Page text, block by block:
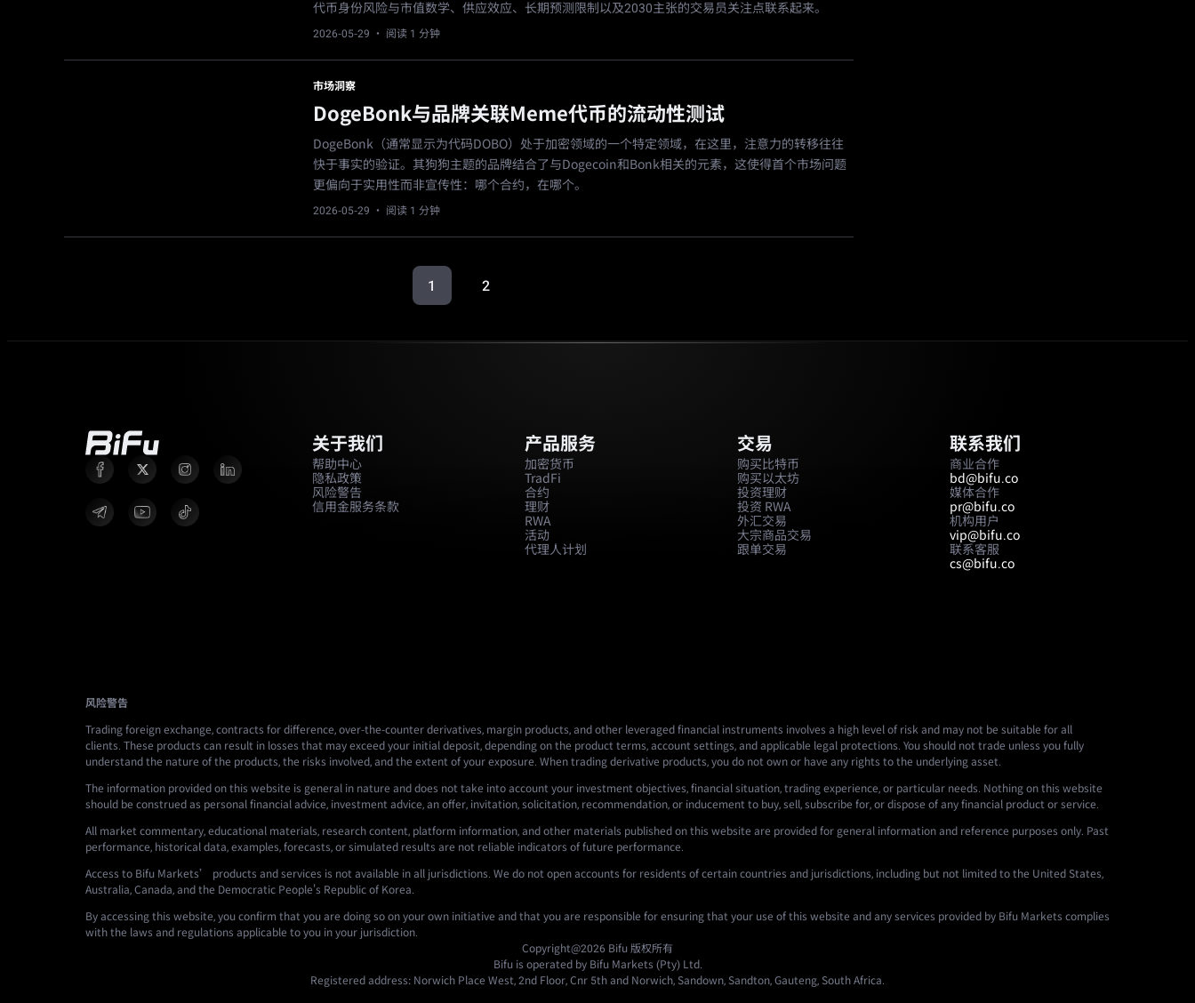
代币身份风险与市值数学、供应效应、长期预测限制以及2030主张的交易员关注点联系起来。
2026-05-29 · 阅读 1 分钟
市场洞察
DogeBonk与品牌关联Meme代币的流动性测试
DogeBonk（通常显示为代码DOBO）处于加密领域的一个特定领域，在这里，注意力的转移往往
快于事实的验证。其狗狗主题的品牌结合了与Dogecoin和Bonk相关的元素，这使得首个市场问题
更偏向于实用性而非宣传性：哪个合约，在哪个。
2026-05-29 · 阅读 1 分钟
1 2
关于我们
帮助中心
隐私政策
风险警告
信用金服务条款
产品服务
加密货币
TradFi
合约
理财
RWA
活动
代理人计划
交易
购买比特币
购买以太坊
投资理财
投资 RWA
外汇交易
大宗商品交易
跟单交易
联系我们
商业合作
bd@bifu.co
媒体合作
pr@bifu.co
机构用户
vip@bifu.co
联系客服
cs@bifu.co
风险警告
Trading foreign exchange, contracts for difference, over-the-counter derivatives, margin products, and other leveraged financial instruments involves a high level of risk and may not be suitable for all
clients. These products can result in losses that may exceed your initial deposit, depending on the product terms, account settings, and applicable legal protections. You should not trade unless you fully
understand the nature of the products, the risks involved, and the extent of your exposure. When trading derivative products, you do not own or have any rights to the underlying asset.
The information provided on this website is general in nature and does not take into account your investment objectives, financial situation, trading experience, or particular needs. Nothing on this website
should be construed as personal financial advice, investment advice, an offer, invitation, solicitation, recommendation, or inducement to buy, sell, subscribe for, or dispose of any financial product or service.
All market commentary, educational materials, research content, platform information, and other materials published on this website are provided for general information and reference purposes only. Past
performance, historical data, examples, forecasts, or simulated results are not reliable indicators of future performance.
Access to Bifu Markets’ products and services is not available in all jurisdictions. We do not open accounts for residents of certain countries and jurisdictions, including but not limited to the United States,
Australia, Canada, and the Democratic People's Republic of Korea.
By accessing this website, you confirm that you are doing so on your own initiative and that you are responsible for ensuring that your use of this website and any services provided by Bifu Markets complies
with the laws and regulations applicable to you in your jurisdiction.
Copyright@2026 Bifu 版权所有
Bifu is operated by Bifu Markets (Pty) Ltd.
Registered address: Norwich Place West, 2nd Floor, Cnr 5th and Norwich, Sandown, Sandton, Gauteng, South Africa.